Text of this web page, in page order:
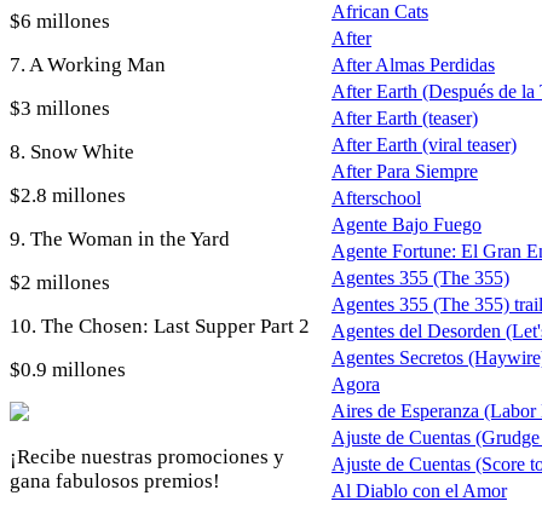
$6 millones
7. A Working Man
$3 millones
8. Snow White
$2.8 millones
9. The Woman in the Yard
$2 millones
10. The Chosen: Last Supper Part 2
$0.9 millones
¡Recibe nuestras promociones y
gana fabulosos premios!
African Cats
After
After Almas Perdidas
After Earth (Después de la
After Earth (teaser)
After Earth (viral teaser)
After Para Siempre
Afterschool
Agente Bajo Fuego
Agente Fortune: El Gran
Agentes 355 (The 355)
Agentes 355 (The 355)
Agentes del Desorden
Agentes Secretos
Agora
Aires de Esperanza
Ajuste de Cuentas
Ajuste de Cuentas (Score
Al Diablo con el Amor